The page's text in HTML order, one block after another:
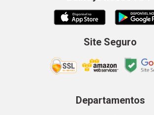
Site Seguro
Departamentos